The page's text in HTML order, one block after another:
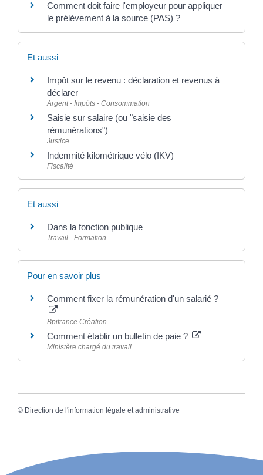
Comment doit faire l'employeur pour appliquer
le prélèvement à la source (PAS) ?
Et aussi
Impôt sur le revenu : déclaration et revenus à
déclarer
Argent - Impôts - Consommation
Saisie sur salaire (ou "saisie des
rémunérations")
Justice
Indemnité kilométrique vélo (IKV)
Fiscalité
Et aussi
Dans la fonction publique
Travail - Formation
Pour en savoir plus
Comment fixer la rémunération d'un salarié ?
Bpifrance Création
Comment établir un bulletin de paie ?
Ministère chargé du travail
© Direction de l'information légale et administrative